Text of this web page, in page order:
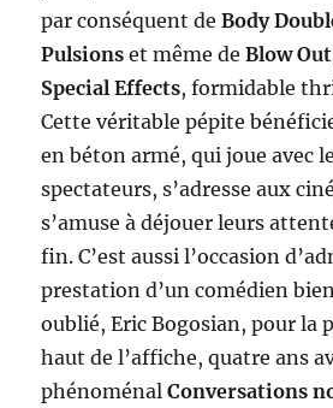
par conséquent deBody
Pulsions et même deBlow Out
Special Effects, formidable
Cette véritable pépite
en béton armé, qui joue avec
spectateurs, s’adresse aux
s’amuse à déjouer leurs
fin. C’est aussi l’occasion
prestation d’un comédien
oublié, Eric Bogosian, pour la
haut de l’affiche, quatre ans
phénoménalConversations